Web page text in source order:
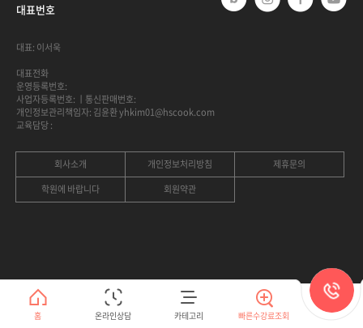
대표번호
대표: 이서욱
대표전화
운영등록번호:
사업자등록번호: ㅣ통신판매번호:
개인정보관리책임자: 김윤환 yhkim01@hscook.com
교육담당 :
회사소개 개인정보처리방침
제휴문의
학원에 바랍니다
회원약관
홈 온라인상담 카테고리 빠른수강료조회